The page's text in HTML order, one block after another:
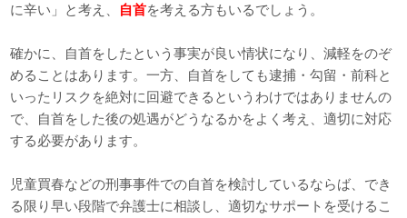
に辛い」と考え、
自首を考える方もいるでしょう。
確かに、自首をしたという事実が良い情状になり、減軽をのぞ
めることはあります。一方、自首をしても逮捕・勾留・前科と
いったリスクを絶対に回避できるというわけではありませんの
で、自首をした後の処遇がどうなるかをよく考え、適切に対応
する必要があります。
児童買春などの刑事事件での自首を検討しているならば、でき
る限り早い段階で弁護士に相談し、適切なサポートを受けるこ